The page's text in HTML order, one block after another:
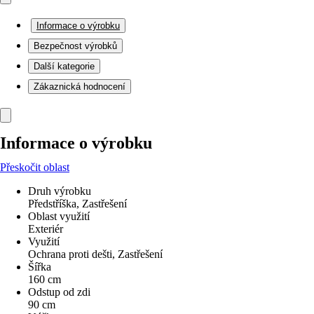
Informace o výrobku
Bezpečnost výrobků
Další kategorie
Zákaznická hodnocení
Informace o výrobku
Přeskočit oblast
Druh výrobku
Předstříška, Zastřešení
Oblast využití
Exteriér
Využití
Ochrana proti dešti, Zastřešení
Šířka
160 cm
Odstup od zdi
90 cm